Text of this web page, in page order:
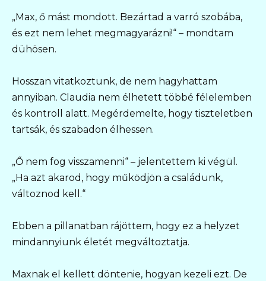
„Max, ő mást mondott. Bezártad a varró szobába,
és ezt nem lehet megmagyarázni!“ – mondtam
dühösen.
Hosszan vitatkoztunk, de nem hagyhattam
annyiban. Claudia nem élhetett többé félelemben
és kontroll alatt. Megérdemelte, hogy tiszteletben
tartsák, és szabadon élhessen.
„Ő nem fog visszamenni“ – jelentettem ki végül.
„Ha azt akarod, hogy működjön a családunk,
változnod kell.“
Ebben a pillanatban rájöttem, hogy ez a helyzet
mindannyiunk életét megváltoztatja.
Maxnak el kellett döntenie, hogyan kezeli ezt. De